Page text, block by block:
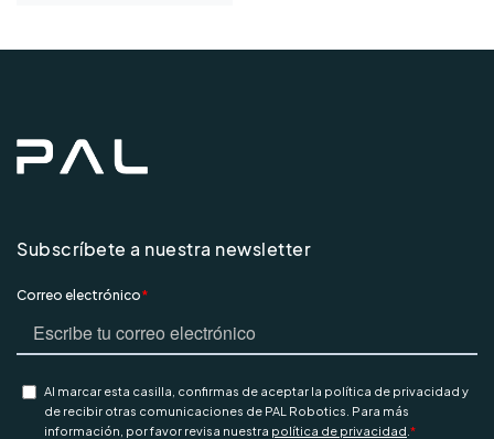
Subscríbete a nuestra newsletter